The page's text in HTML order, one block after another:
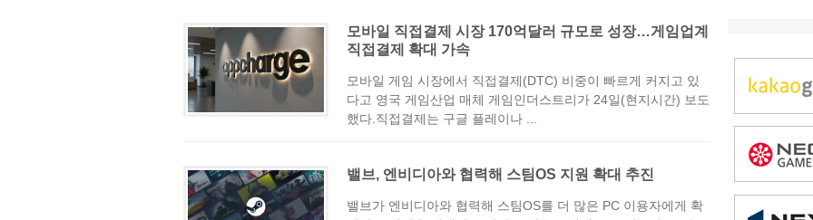
모바일 직접결제 시장 170억달러 규모로 성장…게임업계
직접결제 확대 가속
모바일 게임 시장에서 직접결제(DTC) 비중이 빠르게 커지고 있
다고 영국 게임산업 매체 게임인더스트리가 24일(현지시간) 보도
했다.직접결제는 구글 플레이나 ...
밸브, 엔비디아와 협력해 스팀OS 지원 확대 추진
밸브가 엔비디아와 협력해 스팀OS를 더 많은 PC 이용자에게 확